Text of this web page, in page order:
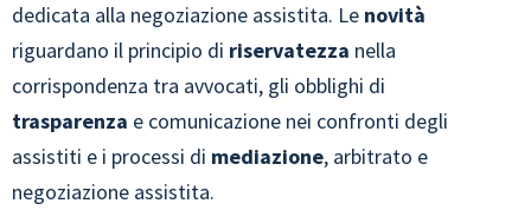
dedicata alla negoziazione assistita. Le novità
riguardano il principio di riservatezza nella
corrispondenza tra avvocati, gli obblighi di
trasparenza e comunicazione nei confronti degli
assistiti e i processi di mediazione, arbitrato e
negoziazione assistita.